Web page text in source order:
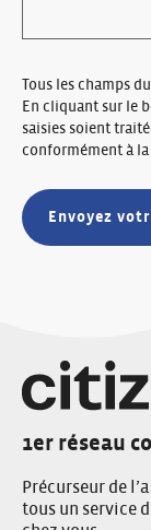
Tous les champs
En cliquant sur le
saisies soient
conformément à la
1er réseau
Précurseur de
tous un service